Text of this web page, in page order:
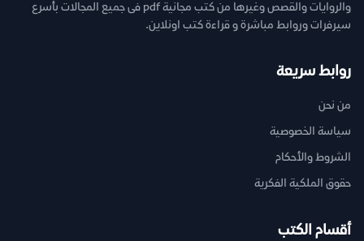
والروايات والقصص وغيرها من كتب مجانية pdf فى جميع المجالات بأسرع
سيرفرات وروابط مباشرة و قراءة كتب اونلاين.
روابط سريعة
من نحن
سياسة الخصوصية
الشروط والأحكام
حقوق الملكية الفكرية
أقسام الكتب